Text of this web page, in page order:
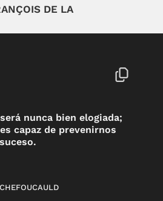
DE LA
nunca bien elogiada;
capaz de prevenirnos